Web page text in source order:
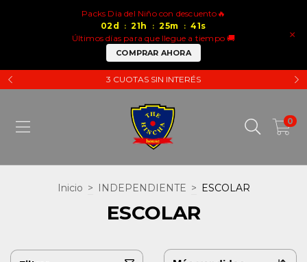
×
Packs Dia del Niño con descuento🔥
02 d : 21 h : 25m : 41s
Últimos días para que llegue a tiempo 🚚
COMPRAR AHORA
3 CUOTAS SIN INTERÉS
0
Inicio > INDEPENDIENTE > ESCOLAR
ESCOLAR